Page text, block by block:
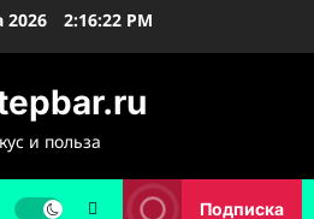
2026 2:16:23 PM
и польза
Подписка